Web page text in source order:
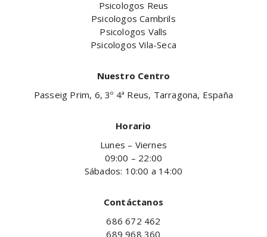
Psicologos Reus
Psicologos Cambrils
Psicologos Valls
Psicologos Vila-Seca
Nuestro Centro
Passeig Prim, 6, 3º 4ª Reus, Tarragona, España
Horario
Lunes – Viernes
09:00 – 22:00
Sábados: 10:00 a 14:00
Contáctanos
686 672 462
689 968 360